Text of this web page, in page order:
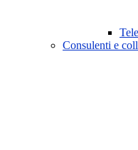
Consulenti e